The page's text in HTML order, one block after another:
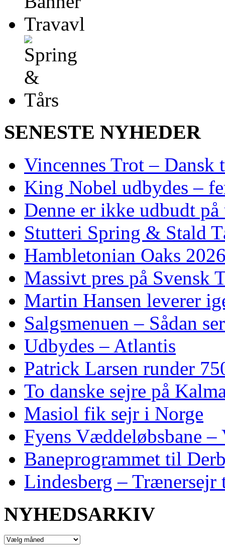
SENESTE NYHEDER
Vincennes Trot –
King Nobel udbydes –
Denne er ikke udbudt
Stutteri Spring & Stald
Hambletonian Oaks
Massivt pres på Svensk
Martin Hansen leverer
Salgsmenuen – Sådan
Udbydes – Atlantis
Patrick Larsen runder
To danske sejre på
Masiol fik sejr i Norge
Fyens Væddeløbsbane
Baneprogrammet til
Lindesberg – Trænersejr
NYHEDSARKIV
NYHEDSARKIV